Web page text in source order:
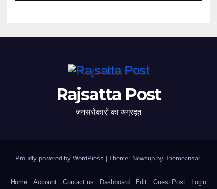
Rajsatta Post
जनसरोकारों का अग्रदूत
Proudly powered by WordPress Theme: Newsup by Themeansar.
Home Account Contact us Dashboard Edit Guest Post Login